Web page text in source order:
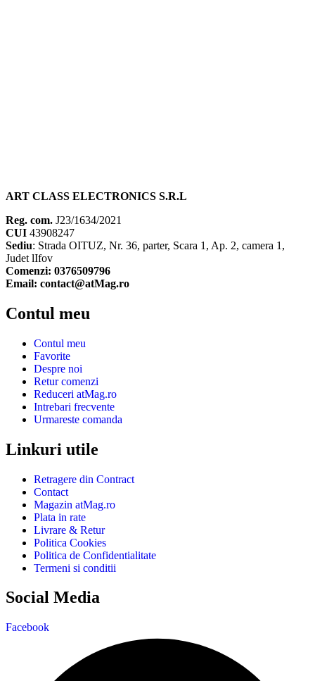
ART CLASS ELECTRONICS S.R.L
Reg. com. J23/1634/2021
CUI 43908247
Sediu: Strada OITUZ, Nr. 36, parter, Scara 1, Ap. 2, camera 1,
Judet lIfov
Comenzi: 0376509796
Email: contact@atMag.ro
Contul meu
Contul meu
Favorite
Despre noi
Retur comenzi
Reduceri atMag.ro
Intrebari frecvente
Urmareste comanda
Linkuri utile
Retragere din Contract
Contact
Magazin atMag.ro
Plata in rate
Livrare & Retur
Politica Cookies
Politica de Confidentialitate
Termeni si conditii
Social Media
Facebook